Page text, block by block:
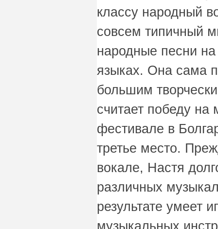
классу народный
совсем типичный
народные песни
языках. Она сама
большим
считает победу
фестивале в
третье место.
вокале, Настя
различных
результате умеет
музыкальных